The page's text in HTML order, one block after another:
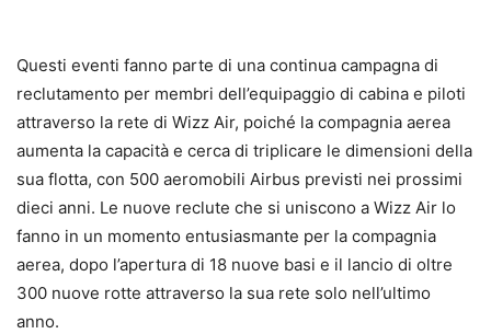
Questi eventi fanno parte di una continua campagna di
reclutamento per membri dell’equipaggio di cabina e piloti
attraverso la rete di Wizz Air, poiché la compagnia aerea
aumenta la capacità e cerca di triplicare le dimensioni della
sua flotta, con 500 aeromobili Airbus previsti nei prossimi
dieci anni. Le nuove reclute che si uniscono a Wizz Air lo
fanno in un momento entusiasmante per la compagnia
aerea, dopo l’apertura di 18 nuove basi e il lancio di oltre
300 nuove rotte attraverso la sua rete solo nell’ultimo
anno.